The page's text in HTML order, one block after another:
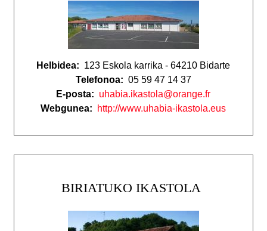
Helbidea: 123 Eskola karrika - 64210 Bidarte
Telefonoa: 05 59 47 14 37
E-posta: uhabia.ikastola@orange.fr
Webgunea:
http://www.uhabia-ikastola.eus
BIRIATUKO IKASTOLA